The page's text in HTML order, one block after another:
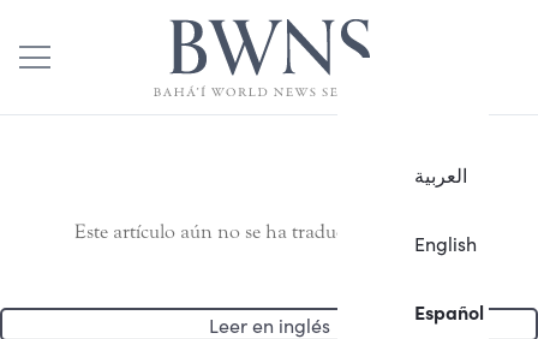
العربية
English
Español
Este artículo aún no se ha traducido al español.
Leer en inglés